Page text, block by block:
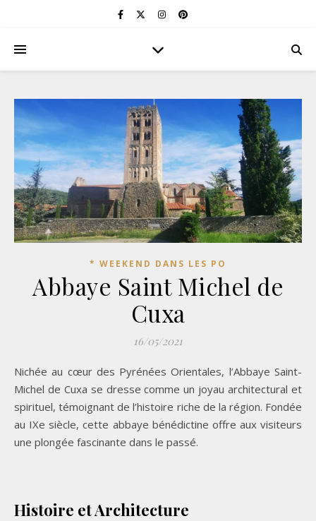
* WEEKEND DANS LES PO
Abbaye Saint Michel de
Cuxa
16/05/2021
Nichée au cœur des Pyrénées Orientales, l’Abbaye Saint-
Michel de Cuxa se dresse comme un joyau architectural et
spirituel, témoignant de l’histoire riche de la région. Fondée
au IXe siècle, cette abbaye bénédictine offre aux visiteurs
une plongée fascinante dans le passé.
Histoire et Architecture